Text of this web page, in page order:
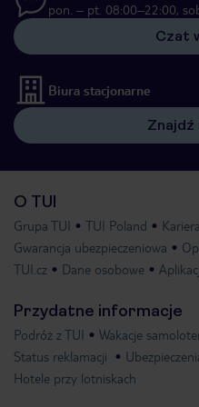
pon. – pt. 08:00–22:00,
Czat
Biura stacjonarne
Znajdź
O TUI
Grupa TUI TUI Poland Kariera
Gwarancja ubezpieczeniowa
TUI.cz
Dane osobowe
Przydatne informacje
Podróż z TUI Wakacje
Status reklamacji
Hotele przy lotniskach